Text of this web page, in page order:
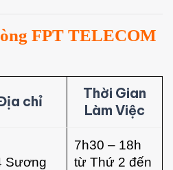
FPT TELECOM
chỉ
Thời Gian
Làm Việc
Sương
7h30 – 18h
từ Thứ 2 đến